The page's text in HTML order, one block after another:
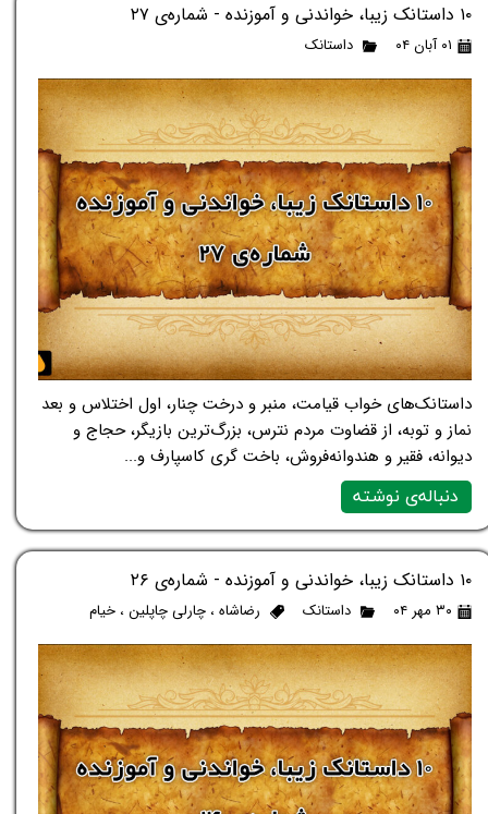
۱۰ داستانک زیبا، خواندنی و آموزنده - شماره‌ی ۲۷
۰۱ آبان ۰۴ داستانک
داستانک‌های خواب قیامت، منبر و درخت چنار، اول اختلاس و بعد
نماز و توبه، از قضاوت مردم نترس، بزرگ‌ترین بازیگر، حجاج و
دیوانه، فقیر و هندوانه‌فروش، باخت گری کاسپارف و...
دنباله‌ی نوشته
۱۰ داستانک زیبا، خواندنی و آموزنده - شماره‌ی ۲۶
۳۰ مهر ۰۴ داستانک رضاشاه، چارلی چاپلین‬‎، خیام